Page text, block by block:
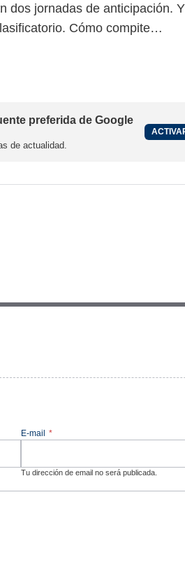
dos jornadas de anticipación.
Cómo compite…
preferida de Google
de actualidad.
E-mail *
Tu dirección de email no será publicada.